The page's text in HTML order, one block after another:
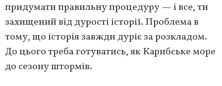
придумати правильну процедуру — і все, ти
захищений від дурості історії. Проблема в
тому, що історія завжди дуріє за розкладом.
До цього треба готуватись, як Карибське море
до сезону штормів.